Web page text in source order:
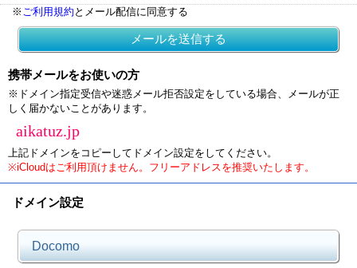
※ ご利用規約 とメール配信に同意する
メールを送信する
携帯メールをお使いの方
※ドメイン指定受信や迷惑メール拒否設定をしている場合、メールが正
しく届かないことがあります。
aikatuz.jp
上記ドメインをコピーしてドメイン設定をしてください。
※iCloudはご利用頂けません。フリーアドレスを推奨いたします。
ドメイン設定
Docomo